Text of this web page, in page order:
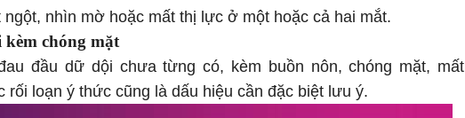
nhìn mờ hoặc mất thị lực ở một hoặc cả hai mắt.
chóng mặt
đầu dữ dội chưa từng có, kèm buồn nôn, chóng mặt, mất
rối loạn ý thức cũng là dấu hiệu cần đặc biệt lưu ý.